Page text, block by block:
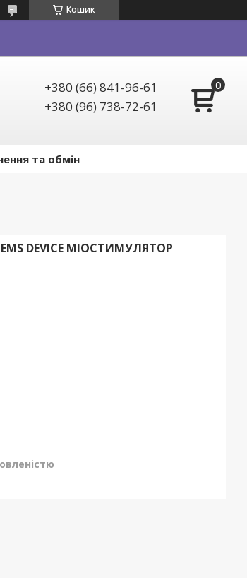
Кошик
+380 (66) 841-96-61
+380 (96) 738-72-61
та обмін
EMS DEVICE МІОСТИМУЛЯТОР